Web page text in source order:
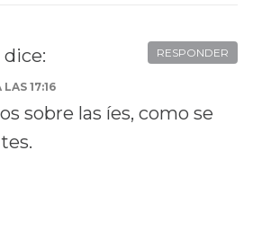
dice:
17:16
sobre las íes, como se
RESPONDER